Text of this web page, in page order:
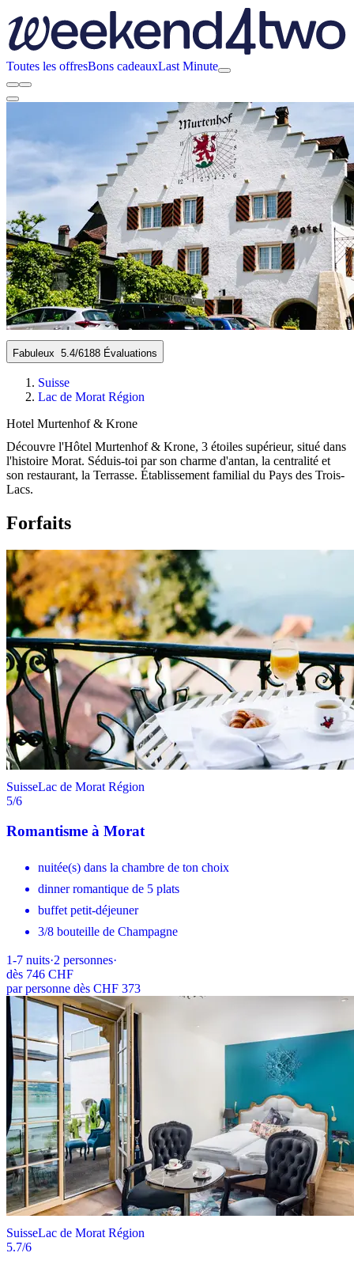
Toutes les offresBons cadeauxLast Minute
Fabuleux 5.4/6188 Évaluations
Suisse
Lac de Morat Région
Hotel Murtenhof & Krone
Découvre l'Hôtel Murtenhof & Krone, 3 étoiles supérieur, situé dans
l'histoire Morat. Séduis-toi par son charme d'antan, la centralité et
son restaurant, la Terrasse. Établissement familial du Pays des Trois-
Lacs.
Forfaits
SuisseLac de Morat Région
5/6
Romantisme à Morat
nuitée(s) dans la chambre de ton choix
dinner romantique de 5 plats
buffet petit-déjeuner
3/8 bouteille de Champagne
1-7 nuits·2 personnes·
dès 746 CHF
par personne dès CHF 373
SuisseLac de Morat Région
5.7/6